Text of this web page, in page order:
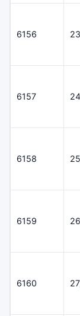
6156
6157
6158
6159
6160